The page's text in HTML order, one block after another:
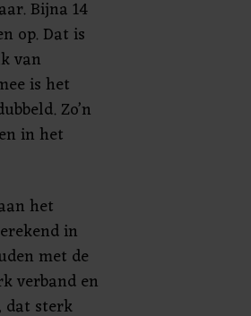
Bijna 14
op. Dat is
van
is het
Zo’n
in het
het
in
met de
verband en
dat sterk